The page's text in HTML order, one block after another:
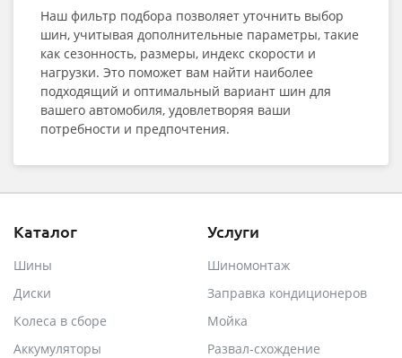
Наш фильтр подбора позволяет уточнить выбор
шин, учитывая дополнительные параметры, такие
как сезонность, размеры, индекс скорости и
нагрузки. Это поможет вам найти наиболее
подходящий и оптимальный вариант шин для
вашего автомобиля, удовлетворяя ваши
потребности и предпочтения.
Каталог
Шины
Диски
Колеса в сборе
Аккумуляторы
Услуги
Шиномонтаж
Заправка кондиционеров
Мойка
Развал-схождение